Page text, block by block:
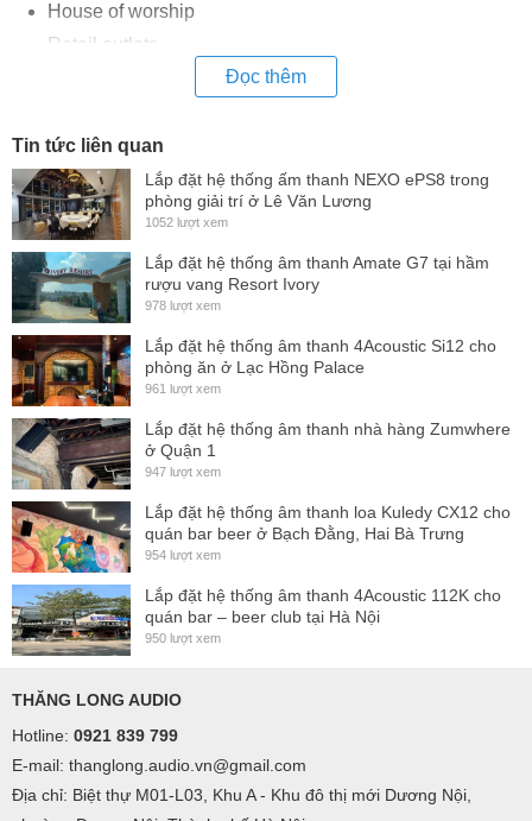
House of worship
Retail outlets
high-performance alternative to plastic box loudspeakers. By
combining professional-grade components and rugged
wood enclosures, i-Class models deliver sonic performance
that far exceeds their competition.
The compact is-26 and is-26a subwoofers are the perfect
low-frequency companions for music and paging systems in
retail stores, cafes, leisure facilities, sports clubs, or any
environment where high-fidelity audio and minimal visual
impact are desired.
The is-26 contains two, professional-grade 6.5-inch
transducers that feature high-quality rubber surrounds and
large, 1.5-inch voice coils for enhanced bass performance.
Both transducers are mated to a precision crossover and
housed in a robust, high-density wood enclosure with
integrated hanging points. Optimally tuned ports work in
concert with the direct radiating transducers to deliver an
exceptional output-to-size ratio of 95 db sensitivity and 118
The is-26a adds an onboard, 220 watt amplifier that features
a variable, low-pass (80 Hz – 200 Hz) attenuator, articulated
Đọc thêm
Tin tức liên quan
Lắp đặt hệ thống ấm thanh NEXO ePS8 trong
phòng giải trí ở Lê Văn Lương
1052 lượt xem
Lắp đặt hệ thống âm thanh Amate G7 tại hầm
rượu vang Resort Ivory
978 lượt xem
Lắp đặt hệ thống âm thanh 4Acoustic Si12 cho
phòng ăn ở Lạc Hồng Palace
961 lượt xem
Lắp đặt hệ thống âm thanh nhà hàng Zumwhere
ở Quận 1
947 lượt xem
Lắp đặt hệ thống âm thanh loa Kuledy CX12 cho
quán bar beer ở Bạch Đằng, Hai Bà Trưng
954 lượt xem
Lắp đặt hệ thống âm thanh 4Acoustic 112K cho
quán bar – beer club tại Hà Nội
950 lượt xem
THĂNG LONG AUDIO
Hotline: 0921 839 799
E-mail: thanglong.audio.vn@gmail.com
Địa chỉ: Biệt thự M01-L03, Khu A - Khu đô thị mới Dương Nội,